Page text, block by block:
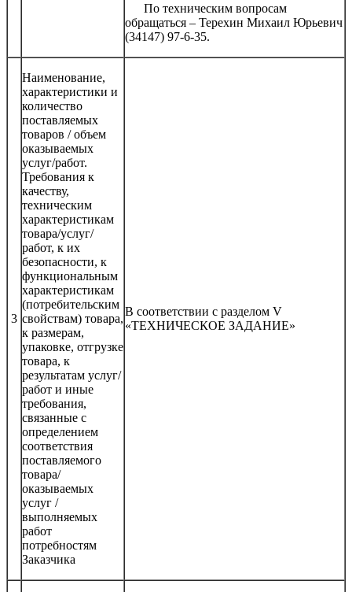
По техническим вопросам
обращаться – Терехин Михаил Юрьевич
(34147) 97-6-35.
3
Наименование,
характеристики и
количество
поставляемых
товаров / объем
оказываемых
услуг/работ.
Требования к
качеству,
техническим
характеристикам
товара/услуг/
работ, к их
безопасности, к
функциональным
характеристикам
(потребительским
свойствам) товара,
к размерам,
упаковке, отгрузке
товара, к
результатам услуг/
работ и иные
требования,
связанные с
определением
соответствия
поставляемого
товара/
оказываемых
услуг /
выполняемых
работ
потребностям
Заказчика
В соответствии с разделом V
«ТЕХНИЧЕСКОЕ ЗАДАНИЕ»